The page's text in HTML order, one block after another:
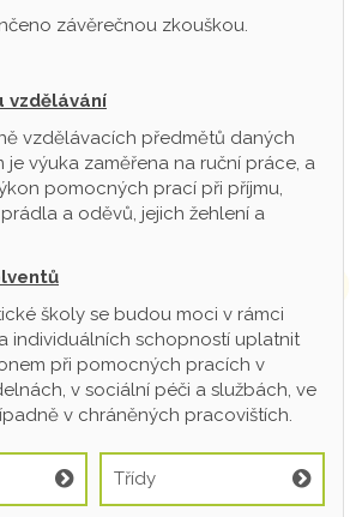
závěrečnou zkouškou.
vzdělávání
vzdělávacích předmětů daných
je výuka zaměřena na ruční práce, a
pomocných prací při příjmu,
a oděvů, jejich žehlení a
školy se budou moci v rámci
individuálních schopností uplatnit
při pomocných pracích v
v sociální péči a službách, ve
v chráněných pracovištích.
Třídy